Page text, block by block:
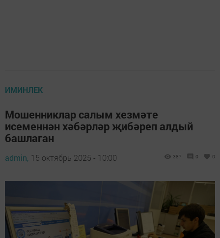
ИМИНЛЕК
Мошенниклар салым хезмәте
исеменнән хәбәрләр җибәреп алдый
башлаган
admin, 15 октябрь 2025 - 10:00 387 0 0